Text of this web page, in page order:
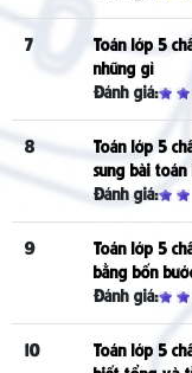
7
Toán lớp 5
những gì
Đánh giá:
8
Toán lớp 5
sung bài
Đánh giá:
9
Toán lớp 5
bằng bốn
Đánh giá:
10
Toán lớp 5